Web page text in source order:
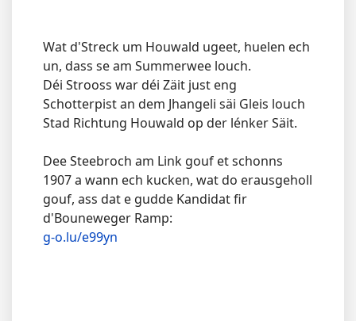
Wat d'Streck um Houwald ugeet, huelen ech
un, dass se am Summerwee louch.
Déi Strooss war déi Zäit just eng
Schotterpist an dem Jhangeli säi Gleis louch
Stad Richtung Houwald op der lénker Säit.
Dee Steebroch am Link gouf et schonns
1907 a wann ech kucken, wat do erausgeholl
gouf, ass dat e gudde Kandidat fir
d'Bouneweger Ramp:
g-o.lu/e99yn